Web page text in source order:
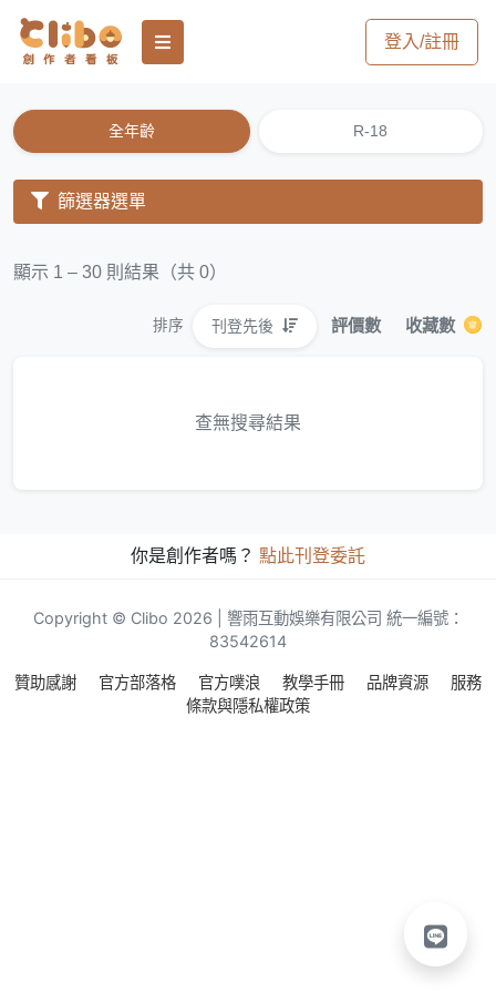
登入/註冊
全年齡 R-18
篩選器選單
顯示 1 – 30 則結果（共 0）
排序 刊登先後 評價數 收藏數
查無搜尋結果
你是創作者嗎？ 點此刊登委託
Copyright © Clibo 2026 | 響雨互動娛樂有限公司 統一編號：
83542614
贊助感謝 官方部落格 官方噗浪 教學手冊 品牌資源
服務
條款與隱私權政策